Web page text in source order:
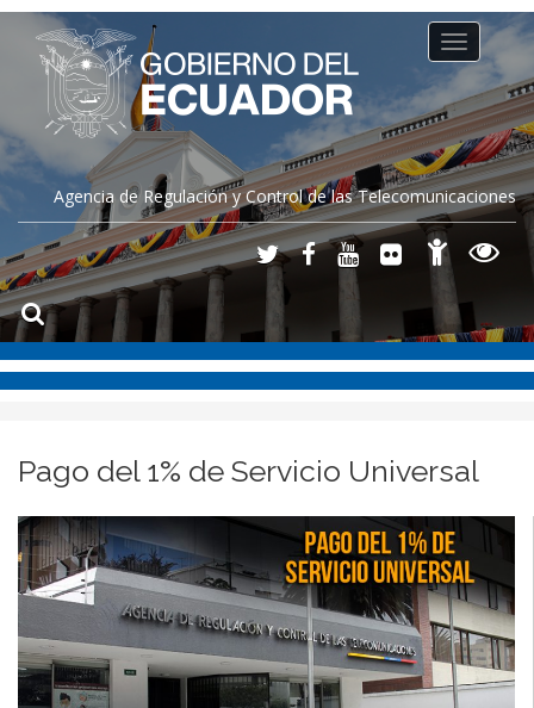
Agencia de Regulación y Control de las Telecomunicaciones
Toggle
navigation
Pago del 1% de Servicio Universal